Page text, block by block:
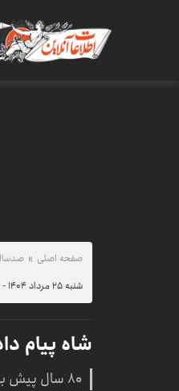
صفحه اصلی
شنبه ۲۵ مرداد ۱۴۰۴ - ۰۶:۳۴
شاه پیام
۸۰ سال پیش با اعلام تسلیم ژاپن و پایان جنگ جهانی دوم یک روز تعطیل عمومی اعلام شد.